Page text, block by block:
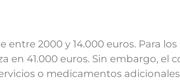
2000 y 14.000 euros. Para
en 41.000 euros. Sin embargo, el
o medicamentos